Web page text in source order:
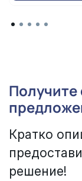
Кратко
решение!